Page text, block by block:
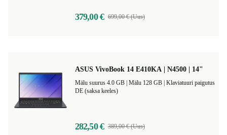
379,00 € 699,00 € (Uus)
ASUS VivoBook 14 E410KA | N4500 | 14"
Klaviatuuri paigutus
DE (saksa keeles)
282,50 € 389,00 € (Uus)